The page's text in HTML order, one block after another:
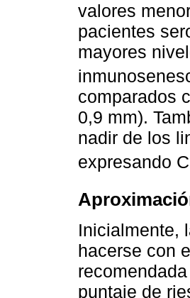
valores
pacientes
mayores
comparados
0,9 mm).
nadir de los
expresando
Inicialmente,
hacerse con
puntaje de